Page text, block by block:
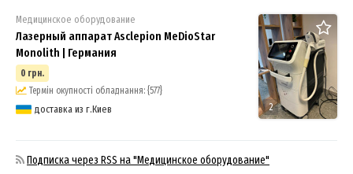
2
Медицинское оборудование
Лазерный аппарат Asclepion MeDioStar
Monolith | Германия
0 грн.
Термін окупності обладнання: {577}
доставка из г.Киев
Подписка через RSS на "Медицинское оборудование"